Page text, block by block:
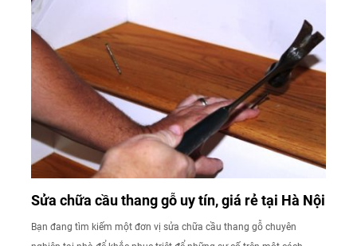
Sửa chữa cầu thang gỗ uy tín, giá rẻ tại Hà Nội
Bạn đang tìm kiếm một đơn vị sửa chữa cầu thang gỗ chuyên